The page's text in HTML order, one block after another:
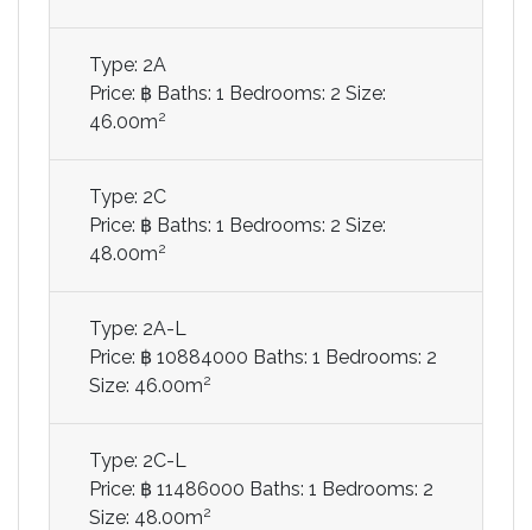
Type: 2A
Price: ฿
Baths: 1 Bedrooms: 2 Size:
46.00m2
Type: 2C
Price: ฿
Baths: 1 Bedrooms: 2 Size:
48.00m2
Type: 2A-L
Price: ฿ 10884000
Baths: 1
Bedrooms: 2
Size: 46.00m2
Type: 2C-L
Price: ฿ 11486000
Baths: 1
Bedrooms: 2
Size: 48.00m2